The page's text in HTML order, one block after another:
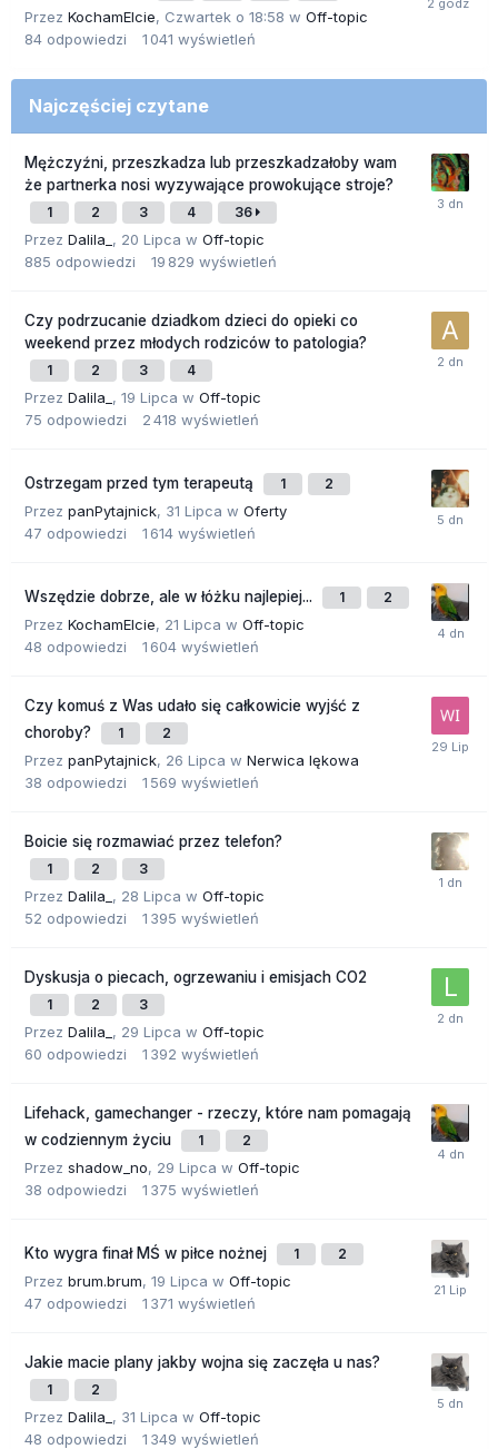
Przez KochamElcie, Czwartek o 18:58 w Off-topic
84 odpowiedzi 1 041 wyświetleń
Najczęściej czytane
Mężczyźni, przeszkadza lub przeszkadzałoby wam
że partnerka nosi wyzywające prowokujące stroje?
1 2 3 4 36
Przez Dalila_ , 20 Lipca w Off-topic
885 odpowiedzi 19 829 wyświetleń
Czy podrzucanie dziadkom dzieci do opieki co
weekend przez młodych rodziców to patologia?
1 2 3 4
Przez Dalila_ , 19 Lipca w Off-topic
75 odpowiedzi 2 418 wyświetleń
Ostrzegam przed tym terapeutą 1 2
Przez panPytajnick, 31 Lipca w Oferty
47 odpowiedzi 1 614 wyświetleń
Wszędzie dobrze, ale w łóżku najlepiej... 1 2
Przez KochamElcie, 21 Lipca w Off-topic
48 odpowiedzi 1 604 wyświetleń
Czy komuś z Was udało się całkowicie wyjść z
choroby?
1 2
Przez panPytajnick, 26 Lipca w Nerwica lękowa
38 odpowiedzi 1 569 wyświetleń
Boicie się rozmawiać przez telefon?
1 2 3
Przez Dalila_ , 28 Lipca w Off-topic
52 odpowiedzi 1 395 wyświetleń
Dyskusja o piecach, ogrzewaniu i emisjach CO2
1 2 3
Przez Dalila_ , 29 Lipca w Off-topic
60 odpowiedzi 1 392 wyświetleń
Lifehack, gamechanger - rzeczy, które nam pomagają
w codziennym życiu
1 2
Przez shadow_no, 29 Lipca w Off-topic
38 odpowiedzi 1 375 wyświetleń
Kto wygra finał MŚ w piłce nożnej 1 2
Przez brum.brum, 19 Lipca w Off-topic
47 odpowiedzi 1 371 wyświetleń
Jakie macie plany jakby wojna się zaczęła u nas?
1 2
Przez Dalila_ , 31 Lipca w Off-topic
48 odpowiedzi 1 349 wyświetleń